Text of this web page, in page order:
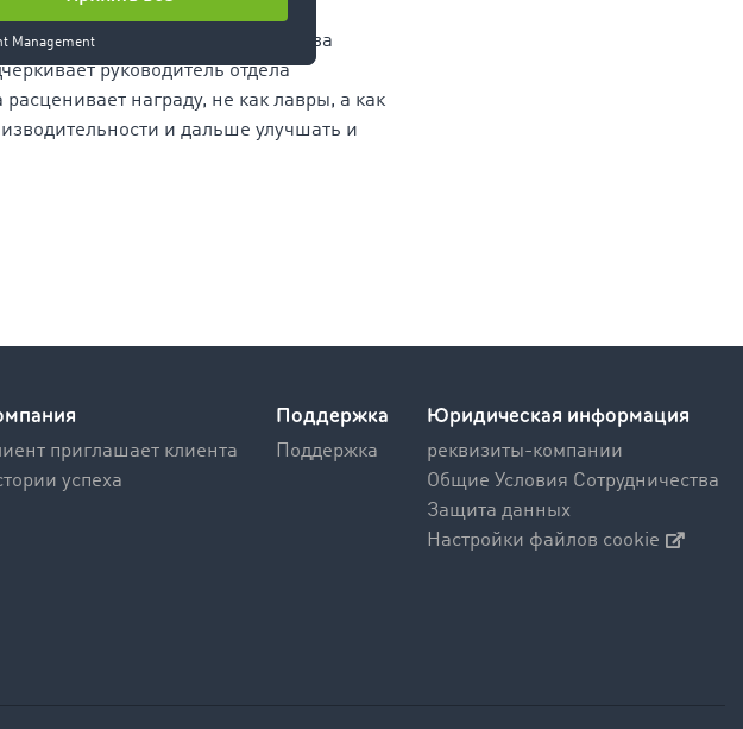
опыт в поисках грузовых
Лучшей оценки качества
руководитель отдела
награду, не как лавры, а как
и дальше улучшать и
приглашает клиента
успеха
Поддержка
Поддержка
Юридическая информация
реквизиты-компании
Общие Условия Сотрудничества
Защита данных
Настройки файлов cookie